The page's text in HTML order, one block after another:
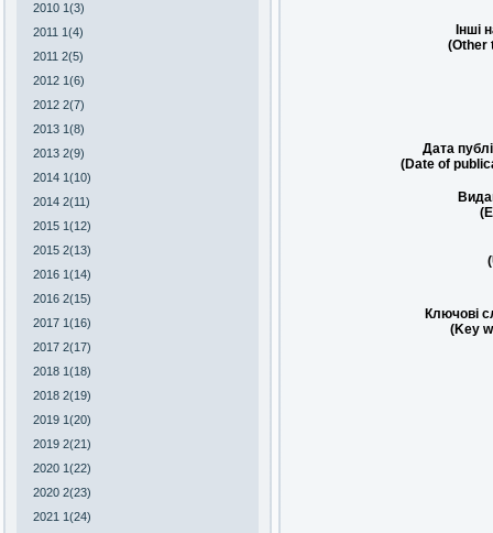
2010 1(3)
2011 1(4)
2011 2(5)
2012 1(6)
2012 2(7)
2013 1(8)
2013 2(9)
2014 1(10)
2014 2(11)
2015 1(12)
2015 2(13)
2016 1(14)
2016 2(15)
2017 1(16)
2017 2(17)
2018 1(18)
2018 2(19)
2019 1(20)
2019 2(21)
2020 1(22)
2020 2(23)
2021 1(24)
Інші
(Other
Дата
(Date of
Ключові
(Key